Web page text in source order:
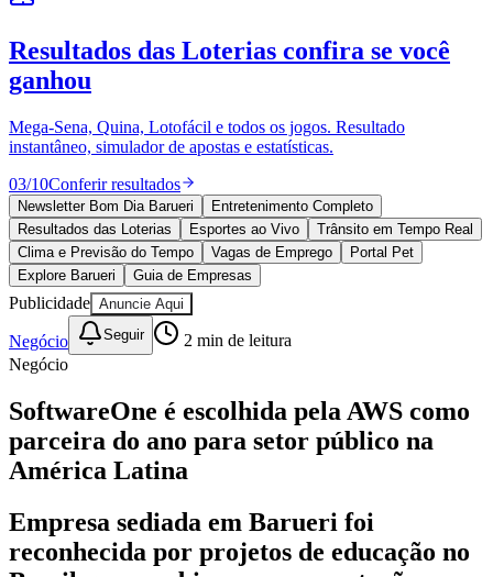
Anuncie no Portal
Cadastrar Empresa
Divulgar Vagas
Política
Esportes
Saúde
Segurança
Cultura
Meio Ambiente
Obras
Educação
Bairros de Barueri
AldeiaAldeia da SerraAldeia de BarueriAlphavilleBairro
JubranBelvalBethavilleBoa
VistaCalifórnia Carapicuíba
MilitarItapeviJandira Jardim Audir Jardim Belval Jardim
CalifórniaJardim dos Altos Jardim dos Camargos
Jardim
EsperançaJardim Graziela Jardim Iracema Jardim ItaquitiJardim
Resultados das Loterias confira se você
ganhou
Mega-Sena, Quina, Lotofácil e todos os jogos. Resultado
instantâneo, simulador de apostas e estatísticas.
03/10Conferir resultados
Newsletter Bom Dia Barueri
Entretenimento Completo
Resultados das Loterias
Esportes ao Vivo
Trânsito em Tempo Real
Clima e Previsão do Tempo
Vagas de Emprego
Portal Pet
Explore Barueri
Guia de Empresas
Publicidade Anuncie Aqui
Negócio Seguir 2 min de leitura
Negócio
SoftwareOne é escolhida pela AWS como
parceira do ano para setor público na
América Latina
Empresa sediada em Barueri foi
reconhecida por projetos de educação no